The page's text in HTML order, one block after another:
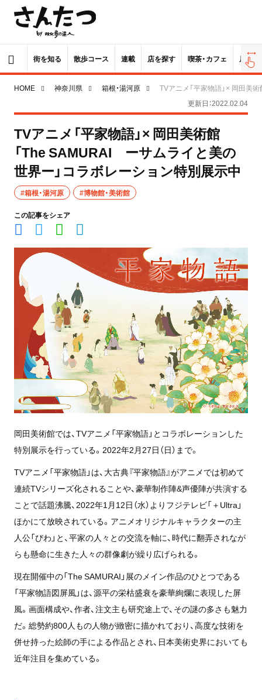
街を知る 散歩コース 連載 店を探す 喫茶・カフェ 居酒屋
HOME 神奈川県 箱根・湯河原
TVアニメ「平家物語」× 岡田美
更新日：2022.02.04
TVアニメ「平家物語」× 岡田美術館
「The SAMURAI ーサムライと美の
世界ー」コラボレーション特別展示中
#箱根・湯河原 #博物館・美術館
この記事をシェア
岡田美術館では、TVアニメ「平家物語」とコラボレーションした
特別展示を行っている。2022年2月27日（日）まで。
TVアニメ「平家物語」は、大古典『平家物語』がアニメでは初めて
連続TVシリーズ化されることや、豪華制作陣&声優陣が共演する
ことで話題沸騰、2022年1月12日（水）よりフジテレビ「＋Ultra」
ほかにて放映されている。アニメオリジナルキャラクターの主
人公「びわ」と、平家の人々との交流を軸に、時代に翻弄されなが
らも懸命に生きた人々の群像劇が繰り広げられる。
現在開催中の「The SAMURAI」展のメイン作品のひとつである
「平家物語図屏風」は、源平の栄枯盛衰を豪華絢爛に表現した屏
風。画面構成や、作者、注文主も研究途上で、その謎の多さも魅力
だ。総勢約800人もの人物が緻密に描かれており、高度な技術を
併せ持った絵師の手による作品とされ、日本美術史界においても
近年注目を集めている。